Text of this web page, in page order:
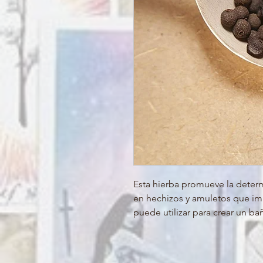
Esta hierba promueve la
en hechizos y amuletos que
puede utilizar para crear un